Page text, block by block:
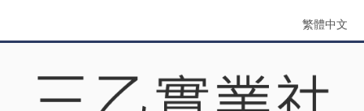
繁體中文